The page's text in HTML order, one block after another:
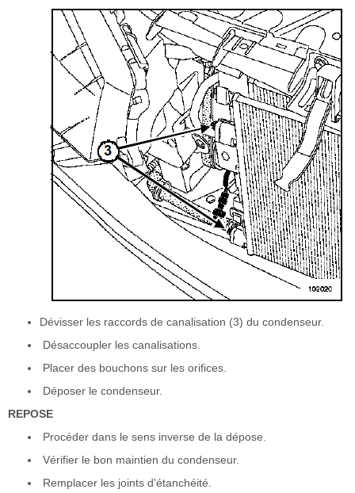
Dévisser les raccords de canalisation (3) du condenseur.
Désaccoupler les canalisations.
Placer des bouchons sur les orifices.
Déposer le condenseur.
REPOSE
Procéder dans le sens inverse de la dépose.
Vérifier le bon maintien du condenseur.
Remplacer les joints d'étanchéité.